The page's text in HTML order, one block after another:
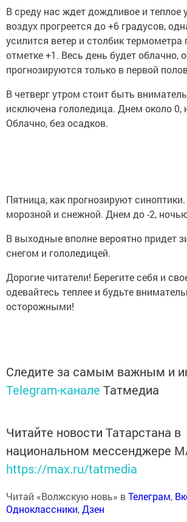
В среду нас ждет дождливое и теплое
воздух прогреется до +6 градусов,
усилится ветер и столбик термометра
отметке +1. Весь день будет облачно,
прогнозируются только в первой
В четверг утром стоит быть
исключена гололедица. Днем около 0,
Облачно, без осадков.
Пятница, как прогнозируют
морозной и снежной. Днем до -2,
В выходные вполне вероятно придет
снегом и гололедицей.
Дорогие читатели! Берегите себя и
одевайтесь теплее и будьте
осторожными!
Следите за самым важным и
Telegram-канале Татмедиа
Читайте новости Татарстана в
национальном мессенджере
https://max.ru/tatmedia
Читай «Волжскую новь» вТелеграм,
Одноклассники,Дзен